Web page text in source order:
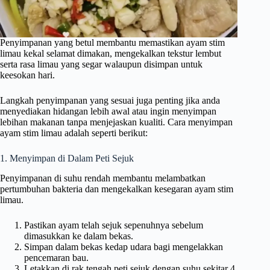
Penyimpanan yang betul membantu memastikan ayam stim
limau kekal selamat dimakan, mengekalkan tekstur lembut
serta rasa limau yang segar walaupun disimpan untuk
keesokan hari.
Langkah penyimpanan yang sesuai juga penting jika anda
menyediakan hidangan lebih awal atau ingin menyimpan
lebihan makanan tanpa menjejaskan kualiti. Cara menyimpan
ayam stim limau adalah seperti berikut:
1. Menyimpan di Dalam Peti Sejuk
Penyimpanan di suhu rendah membantu melambatkan
pertumbuhan bakteria dan mengekalkan kesegaran ayam stim
limau.
Pastikan ayam telah sejuk sepenuhnya sebelum
dimasukkan ke dalam bekas.
Simpan dalam bekas kedap udara bagi mengelakkan
pencemaran bau.